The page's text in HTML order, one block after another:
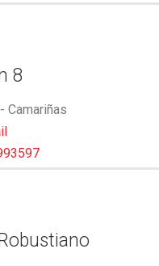
8
Camariñas